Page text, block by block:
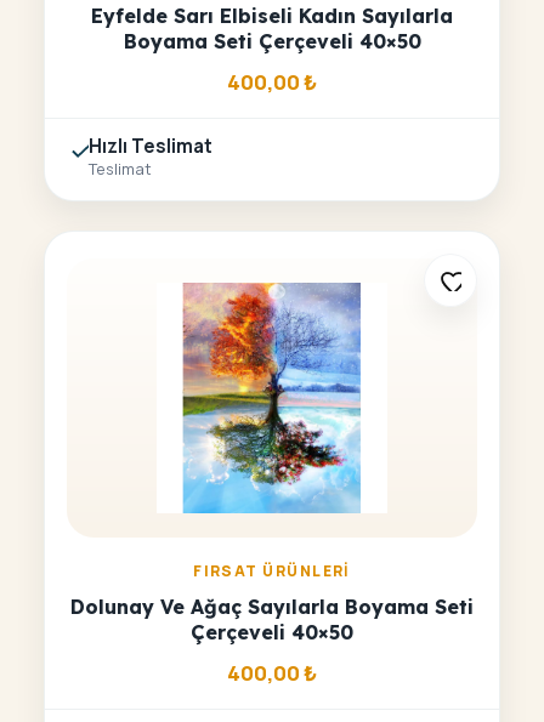
Eyfelde Sarı Elbiseli Kadın Sayılarla
Boyama Seti Çerçeveli 40×50
400,00₺
Hızlı Teslimat
Teslimat
FIRSAT ÜRÜNLERI
Dolunay Ve Ağaç Sayılarla Boyama Seti
Çerçeveli 40×50
400,00₺